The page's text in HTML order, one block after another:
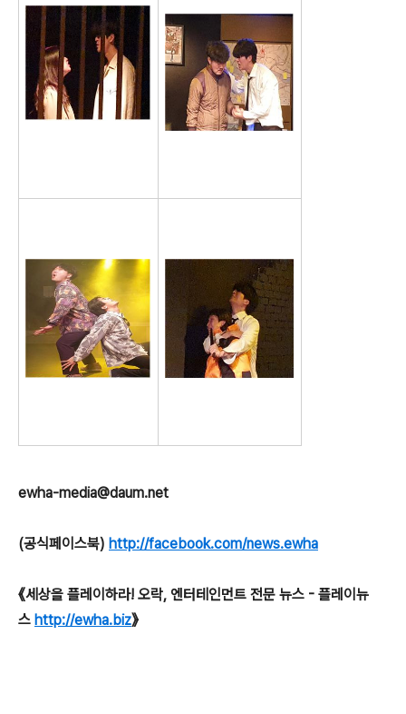
ewha-media@daum.net
(공식페이스북) http://facebook.com/news.ewha
《세상을 플레이하라! 오락, 엔터테인먼트 전문 뉴스 - 플레이뉴
스 http://ewha.biz》